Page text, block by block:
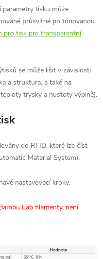
parametry tisku může
průsvitné po tónovanou
pro tisk pro transparentní
se může lišit v závislosti
a struktura, a také na
trysky a hustoty výplně).
do RFID, které lze číst
Material System).
nastavovací kroky.
Lab filamenty, není